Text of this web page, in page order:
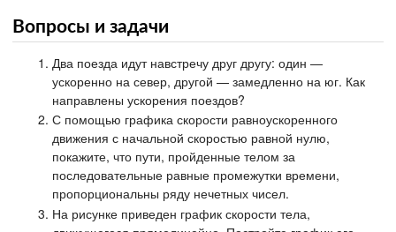
Вопросы и задачи
Два поезда идут навстречу друг другу: один —
ускоренно на север, другой — замедленно на юг. Как
направлены ускорения поездов?
С помощью графика скорости равноускоренного
движения с начальной скоростью равной нулю,
покажите, что пути, пройденные телом за
последовательные равные промежутки времени,
пропорциональны ряду нечетных чисел.
На рисунке приведен график скорости тела,